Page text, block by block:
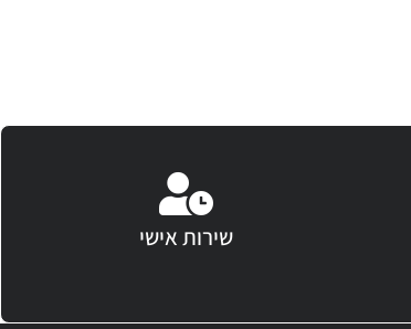
שירות אישי